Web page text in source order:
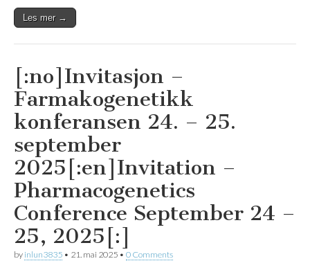
Les mer →
[:no]Invitasjon –
Farmakogenetikk
konferansen 24. – 25.
september
2025[:en]Invitation –
Pharmacogenetics
Conference September 24 –
25, 2025[:]
by inlun3835 • 21. mai 2025 • 0 Comments